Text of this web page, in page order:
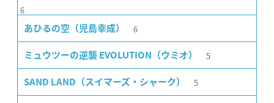
6
あひるの空（児島幸成） 6
ミュウツーの逆襲 EVOLUTION（ウミオ） 5
SAND LAND（スイマーズ・シャーク） 5